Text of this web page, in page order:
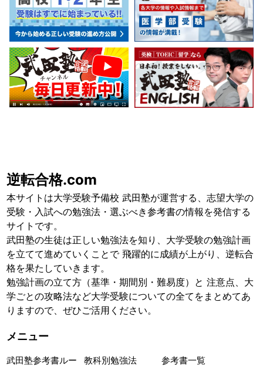
逆転合格.com
本サイトは大学受験予備校 武田塾が運営する、志望大学の
受験・入試への勉強法・選ぶべき参考書の情報を発信する
サイトです。
武田塾の生徒は正しい勉強法を知り、大学受験の勉強計画
を立てて進めていくことで 飛躍的に成績が上がり、逆転合
格を果たしていきます。
勉強計画の立て方（基準・期間別・難易度）と 注意点、大
学ごとの攻略法など大学受験についての全てをまとめてあ
りますので、ぜひご活用ください。
メニュー
武田塾参考書ルー
教科別勉強法 参考書一覧